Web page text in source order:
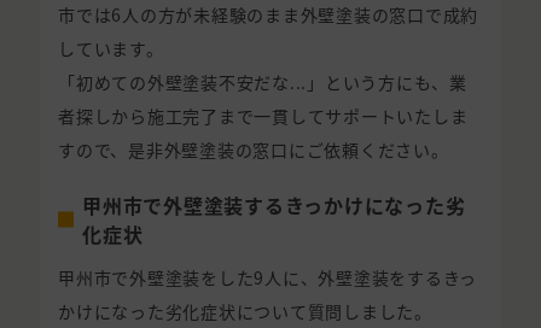
市では6人の方が未経験のまま外壁塗装の窓口で成約
しています。
「初めての外壁塗装不安だな...」という方にも、業
者探しから施工完了まで一貫してサポートいたしま
すので、是非外壁塗装の窓口にご依頼ください。
甲州市で外壁塗装するきっかけになった劣
化症状
甲州市で外壁塗装をした9人に、外壁塗装をするきっ
かけになった劣化症状について質問しました。